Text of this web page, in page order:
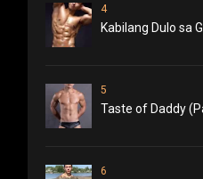
4
Kabilang Dulo sa
5
Taste of Daddy
6